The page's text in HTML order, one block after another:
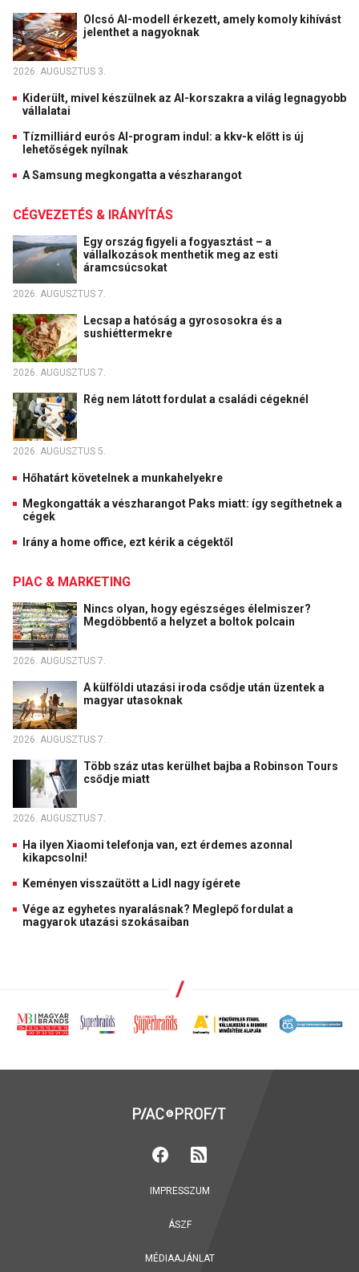
Olcsó AI-modell érkezett, amely komoly kihívást
jelenthet a nagyoknak
2026. AUGUSZTUS 3.
Kiderült, mivel készülnek az AI-korszakra a világ legnagyobb
vállalatai
Tízmilliárd eurós AI-program indul: a kkv-k előtt is új
lehetőségek nyílnak
A Samsung megkongatta a vészharangot
CÉGVEZETÉS & IRÁNYÍTÁS
Egy ország figyeli a fogyasztást – a
vállalkozások menthetik meg az esti
áramcsúcsokat
2026. AUGUSZTUS 7.
Lecsap a hatóság a gyrososokra és a
sushiéttermekre
2026. AUGUSZTUS 7.
Rég nem látott fordulat a családi cégeknél
2026. AUGUSZTUS 5.
Hőhatárt követelnek a munkahelyekre
Megkongatták a vészharangot Paks miatt: így segíthetnek a
cégek
Irány a home office, ezt kérik a cégektől
PIAC & MARKETING
Nincs olyan, hogy egészséges élelmiszer?
Megdöbbentő a helyzet a boltok polcain
2026. AUGUSZTUS 7.
A külföldi utazási iroda csődje után üzentek a
magyar utasoknak
2026. AUGUSZTUS 7.
Több száz utas kerülhet bajba a Robinson Tours
csődje miatt
2026. AUGUSZTUS 7.
Ha ilyen Xiaomi telefonja van, ezt érdemes azonnal
kikapcsolni!
Keményen visszaütött a Lidl nagy ígérete
Vége az egyhetes nyaralásnak? Meglepő fordulat a
magyarok utazási szokásaiban
IMPRESSZUM
ÁSZF
MÉDIAAJÁNLAT